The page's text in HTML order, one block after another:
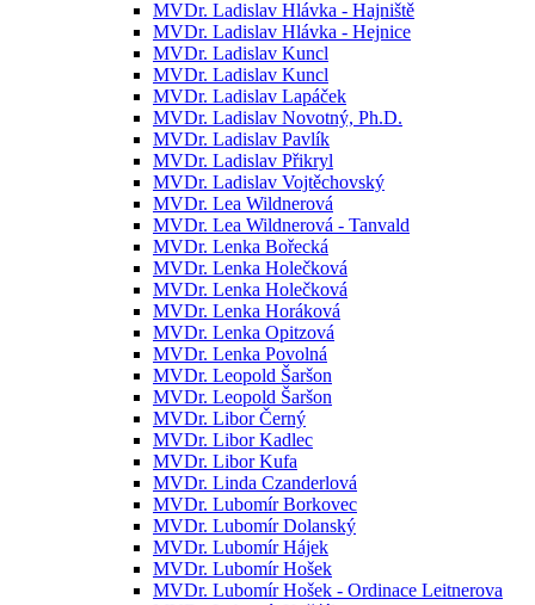
MVDr. Ladislav Hlávka - Hajniště
MVDr. Ladislav Hlávka - Hejnice
MVDr. Ladislav Kuncl
MVDr. Ladislav Kuncl
MVDr. Ladislav Lapáček
MVDr. Ladislav Novotný, Ph.D.
MVDr. Ladislav Pavlík
MVDr. Ladislav Přikryl
MVDr. Ladislav Vojtěchovský
MVDr. Lea Wildnerová
MVDr. Lea Wildnerová - Tanvald
MVDr. Lenka Bořecká
MVDr. Lenka Holečková
MVDr. Lenka Holečková
MVDr. Lenka Horáková
MVDr. Lenka Opitzová
MVDr. Lenka Povolná
MVDr. Leopold Šaršon
MVDr. Leopold Šaršon
MVDr. Libor Černý
MVDr. Libor Kadlec
MVDr. Libor Kufa
MVDr. Linda Czanderlová
MVDr. Lubomír Borkovec
MVDr. Lubomír Dolanský
MVDr. Lubomír Hájek
MVDr. Lubomír Hošek
MVDr. Lubomír Hošek - Ordinace Leitnerova